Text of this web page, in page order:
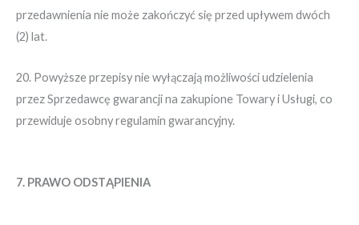
przedawnienia nie może zakończyć się przed upływem dwóch
(2) lat.
20. Powyższe przepisy nie wyłączają możliwości udzielenia
przez Sprzedawcę gwarancji na zakupione Towary i Usługi, co
przewiduje osobny regulamin gwarancyjny.
7. PRAWO ODSTĄPIENIA